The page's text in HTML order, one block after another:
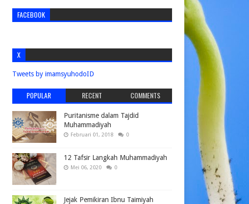
FACEBOOK
X
Tweets by imamsyuhodoID
POPULAR RECENT COMMENTS
Puritanisme dalam Tajdid
Muhammadiyah
Februari 01, 2018 0
12 Tafsir Langkah Muhammadiyah
Mei 06, 2020 0
Jejak Pemikiran Ibnu Taimiyah